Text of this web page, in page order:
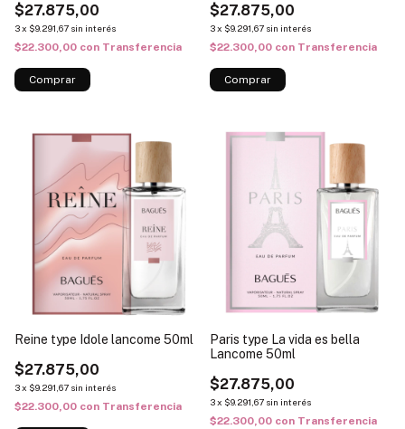
$27.875,00
3x $9.291,67 sin interés
$22.300,00 con Transferencia
$27.875,00
3x $9.291,67 sin interés
$22.300,00 con Transferencia
Reine type Idole lancome 50ml
$27.875,00
3x $9.291,67 sin interés
$22.300,00 con Transferencia
Paris type La vida es bella
Lancome 50ml
$27.875,00
3x $9.291,67 sin interés
$22.300,00 con Transferencia